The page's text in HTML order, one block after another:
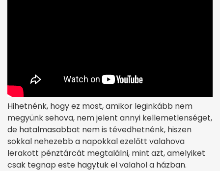
Hihetnénk, hogy ez most, amikor leginkább nem
megyünk sehova, nem jelent annyi kellemetlenséget,
de hatalmasabbat nem is tévedhetnénk, hiszen
sokkal nehezebb a napokkal ezelőtt valahova
lerakott pénztárcát megtalálni, mint azt, amelyiket
csak tegnap este hagytuk el valahol a házban.